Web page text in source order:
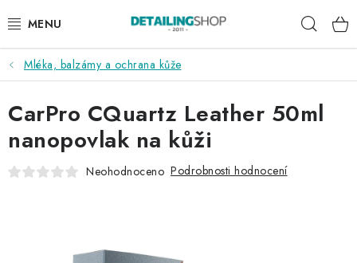
na
AKCE
NOVINKY
EXTERIÉR
Mléka, balzámy a ochrana kůže
CarPro CQuartz Leather 50ml
nanopovlak na kůži
Neohodnoceno Podrobnosti hodnocení